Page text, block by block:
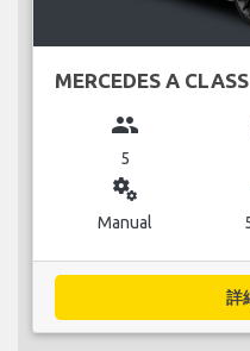
MERCEDES A CLASS
group
5
miscellaneous_services
Manual
詳